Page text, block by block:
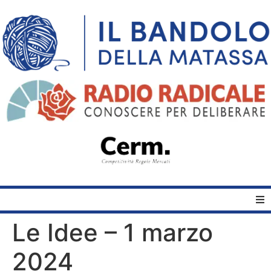
Home
Le Idee – 1 marzo
2024